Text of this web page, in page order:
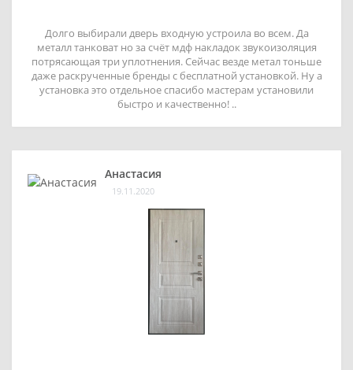
Долго выбирали дверь входную устроила во всем. Да
металл танковат но за счёт мдф накладок звукоизоляция
потрясающая три уплотнения. Сейчас везде метал тоньше
даже раскрученные бренды с бесплатной установкой. Ну а
установка это отдельное спасибо мастерам установили
быстро и качественно! ..
Анастасия
19.11.2020